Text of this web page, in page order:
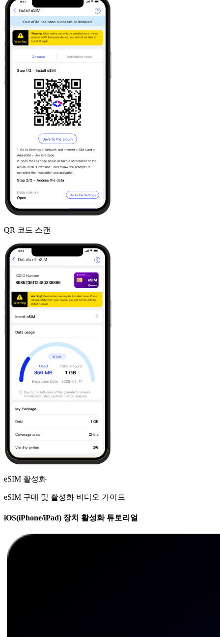
QR 코드 스캔
eSIM 활성화
eSIM 구매 및 활성화 비디오 가이드
iOS(iPhone/iPad) 장치 활성화 튜토리얼